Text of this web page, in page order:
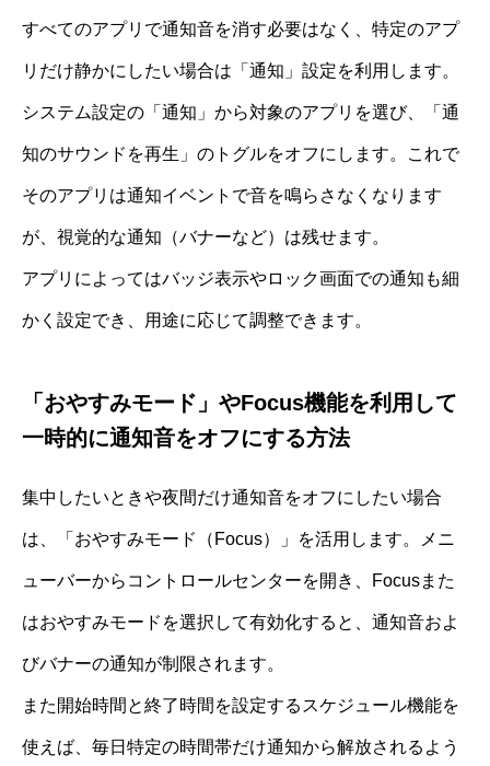
すべてのアプリで通知音を消す必要はなく、特定のアプ
リだけ静かにしたい場合は「通知」設定を利用します。
システム設定の「通知」から対象のアプリを選び、「通
知のサウンドを再生」のトグルをオフにします。これで
そのアプリは通知イベントで音を鳴らさなくなります
が、視覚的な通知（バナーなど）は残せます。
アプリによってはバッジ表示やロック画面での通知も細
かく設定でき、用途に応じて調整できます。
「おやすみモード」やFocus機能を利用して
一時的に通知音をオフにする方法
集中したいときや夜間だけ通知音をオフにしたい場合
は、「おやすみモード（Focus）」を活用します。メニ
ューバーからコントロールセンターを開き、Focusまた
はおやすみモードを選択して有効化すると、通知音およ
びバナーの通知が制限されます。
また開始時間と終了時間を設定するスケジュール機能を
使えば、毎日特定の時間帯だけ通知から解放されるよう